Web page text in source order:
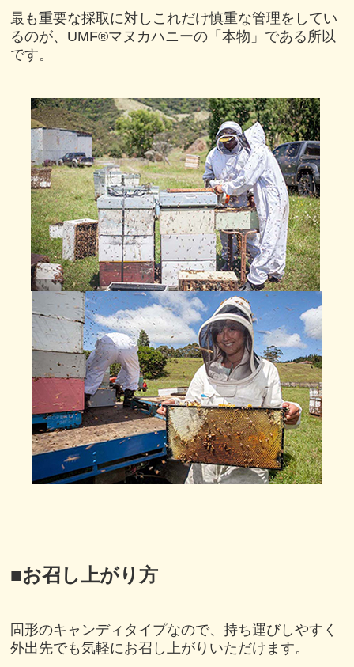
最も重要な採取に対しこれだけ慎重な管理をしてい
るのが、 UMF®マヌカハニーの「本物」である所以
です。
■お召し上がり方
固形のキャンディタイプなので、持ち運びしやすく
外出先でも気軽にお召し上がりいただけます。